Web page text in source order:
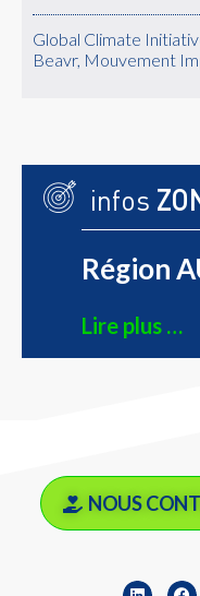
Global Climate
Beavr, Mouvement
infos
Région
Lire plus …
NOUS